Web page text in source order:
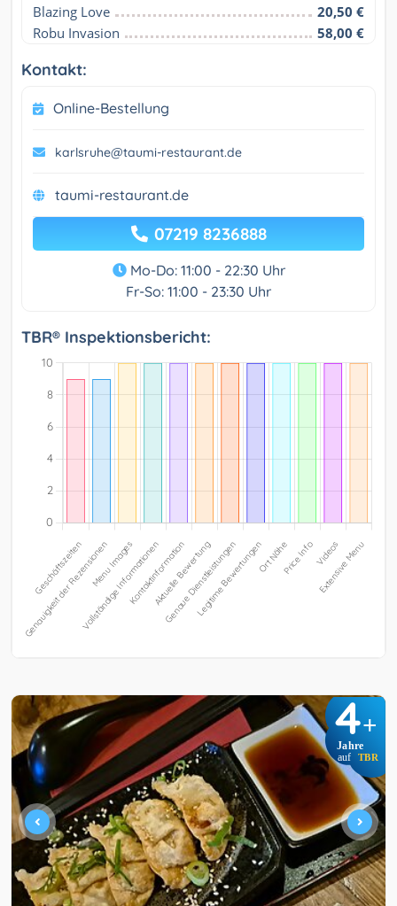
Blazing Love
20,50 €
Robu Invasion
58,00 €
Kontakt:
Online-Bestellung
karlsruhe@taumi-restaurant.de
taumi-restaurant.de
07219 8236888
Mo-Do: 11:00 - 22:30 Uhr
Fr-So: 11:00 - 23:30 Uhr
TBR® Inspektionsbericht:
4+
Jahre
auf TBR